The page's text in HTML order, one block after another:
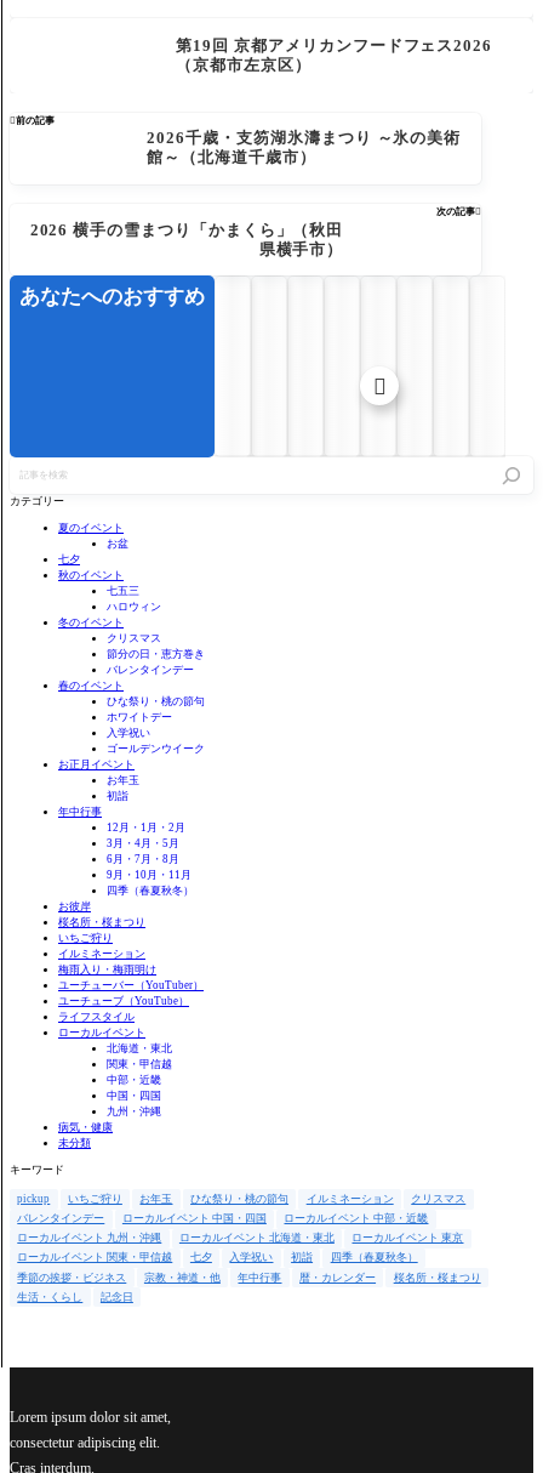
第19回 京都アメリカンフードフェス2026
（京都市左京区）
前の記事
2026千歳・支笏湖氷濤まつり ～氷の美術
館～（北海道千歳市）
次の記事
2026 横手の雪まつり「かまくら」（秋田
県横手市）
を
カテゴリー
夏のイベント
お盆
七夕
秋のイベント
七五三
ハロウィン
冬のイベント
クリスマス
節分の日・恵方巻き
バレンタインデー
春のイベント
ひな祭り・桃の節句
ホワイトデー
入学祝い
ゴールデンウイーク
お正月イベント
お年玉
初詣
年中行事
12月・1月・2月
3月・4月・5月
6月・7月・8月
9月・10月・11月
四季（春夏秋冬）
お彼岸
桜名所・桜まつり
いちご狩り
イルミネーション
梅雨入り・梅雨明け
ユーチューバー（YouTuber）
ユーチューブ（YouTube）
ライフスタイル
ローカルイベント
北海道・東北
関東・甲信越
中部・近畿
中国・四国
九州・沖縄
病気・健康
未分類
キーワード
pickup いちご狩り お年玉 ひな祭り・桃の節句 イルミネーション
クリスマス
バレンタインデー
ローカルイベント 中国・四国
ローカルイベント 中部・近畿
ローカルイベント 九州・沖縄
ローカルイベント 北海道・東北
ローカルイベント 東京
ローカルイベント 関東・甲信越
七夕 入学祝い 初詣
四季（春夏秋冬）
季節の挨拶・ビジネス
宗教・神道・他 年中行事 暦・カレンダー
桜名所・桜まつり
生活・くらし
記念日
あなたへのおすすめ

Lorem ipsum dolor sit amet,
consectetur adipiscing elit.
Cras interdum.